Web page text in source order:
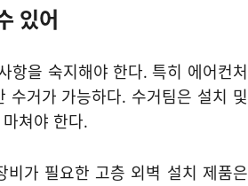
있어
항을 숙지해야 한다. 특히 에어컨처
수거가 가능하다. 수거팀은 설치 및
쳐야 한다.
가 필요한 고층 외벽 설치 제품은